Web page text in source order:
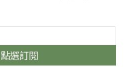
點選訂閱